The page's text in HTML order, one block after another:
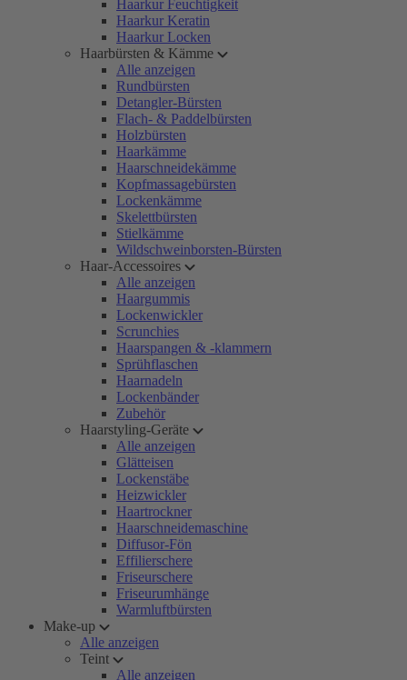
Haarkur Feuchtigkeit
Haarkur Keratin
Haarkur Locken
Haarbürsten & Kämme
Alle anzeigen
Rundbürsten
Detangler-Bürsten
Flach- & Paddelbürsten
Holzbürsten
Haarkämme
Haarschneidekämme
Kopfmassagebürsten
Lockenkämme
Skelettbürsten
Stielkämme
Wildschweinborsten-Bürsten
Haar-Accessoires
Alle anzeigen
Haargummis
Lockenwickler
Scrunchies
Haarspangen & -klammern
Sprühflaschen
Haarnadeln
Lockenbänder
Zubehör
Haarstyling-Geräte
Alle anzeigen
Glätteisen
Lockenstäbe
Heizwickler
Haartrockner
Haarschneidemaschine
Diffusor-Fön
Effilierschere
Friseurschere
Friseurumhänge
Warmluftbürsten
Make-up
Alle anzeigen
Teint
Alle anzeigen